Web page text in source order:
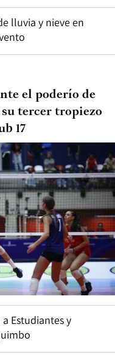
lluvia y nieve en
el poderío de
tercer tropiezo
17
Estudiantes y